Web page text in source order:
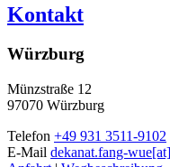
Kontakt
Würzburg
Münzstraße 12
97070 Würzburg
Telefon +49 931 3511-9102
E-Mail dekanat.fang-